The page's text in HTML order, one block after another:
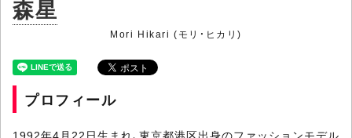
森星
Mori Hikari (モリ・ヒカリ)
プロフィール
1992年4月22日生まれ、東京都港区出身のファッションモデル